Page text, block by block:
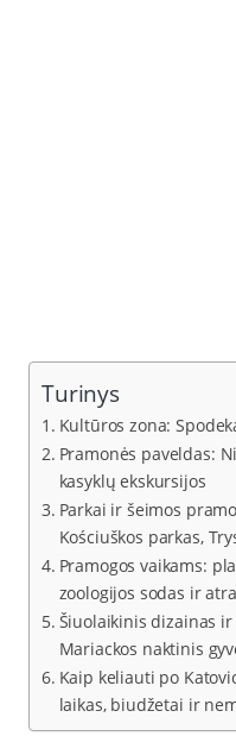
Turinys
Kultūros zona:
Pramonės paveldas:
kasyklų ekskursijos
Parkai ir šeimos
Kościuškos parkas,
Pramogos vaikams:
zoologijos sodas ir
Šiuolaikinis dizainas
Mariackos naktinis
Kaip keliauti po
laikas, biudžetai ir